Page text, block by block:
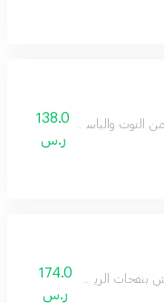
التوت والياسمين والفانيليا
138.0
ر.س
الريحان العذبة والأنيقة.
174.0
ر.س